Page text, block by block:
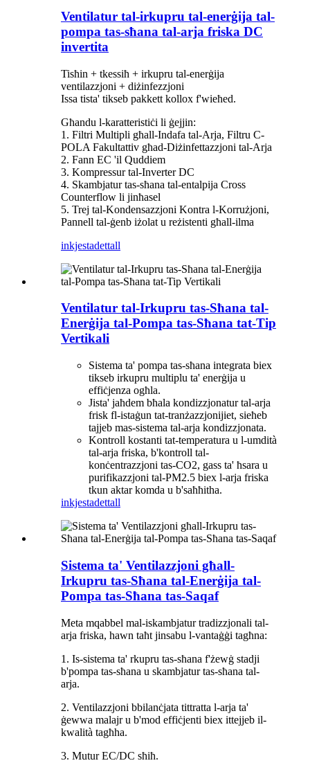
Ventilatur tal-irkupru tal-enerġija tal-
pompa tas-sħana tal-arja friska DC
invertita
Tisħin + tkessiħ + irkupru tal-enerġija
ventilazzjoni + diżinfezzjoni
Issa tista' tikseb pakkett kollox f'wieħed.
Għandu l-karatteristiċi li ġejjin:
1. Filtri Multipli għall-Indafa tal-Arja, Filtru C-
POLA Fakultattiv għad-Diżinfettazzjoni tal-Arja
2. Fann EC 'il Quddiem
3. Kompressur tal-Inverter DC
4. Skambjatur tas-sħana tal-entalpija Cross
Counterflow li jinħasel
5. Trej tal-Kondensazzjoni Kontra l-Korrużjoni,
Pannell tal-ġenb iżolat u reżistenti għall-ilma
inkjestadettall
Ventilatur tal-Irkupru tas-Sħana tal-
Enerġija tal-Pompa tas-Sħana tat-Tip
Vertikali
Sistema ta' pompa tas-sħana integrata biex
tikseb irkupru multiplu ta' enerġija u
effiċjenza ogħla.
Jista' jaħdem bħala kondizzjonatur tal-arja
frisk fl-istaġun tat-tranżazzjonijiet, sieħeb
tajjeb mas-sistema tal-arja kondizzjonata.
Kontroll kostanti tat-temperatura u l-umdità
tal-arja friska, b'kontroll tal-
konċentrazzjoni tas-CO2, gass ta' ħsara u
purifikazzjoni tal-PM2.5 biex l-arja friska
tkun aktar komda u b'saħħitha.
inkjestadettall
Sistema ta' Ventilazzjoni għall-
Irkupru tas-Sħana tal-Enerġija tal-
Pompa tas-Sħana tas-Saqaf
Meta mqabbel mal-iskambjatur tradizzjonali tal-
arja friska, hawn taħt jinsabu l-vantaġġi tagħna:
1. Is-sistema ta' rkupru tas-sħana f'żewġ stadji
b'pompa tas-sħana u skambjatur tas-sħana tal-
arja.
2. Ventilazzjoni bbilanċjata tittratta l-arja ta'
ġewwa malajr u b'mod effiċjenti biex ittejjeb il-
kwalità tagħha.
3. Mutur EC/DC sħiħ.